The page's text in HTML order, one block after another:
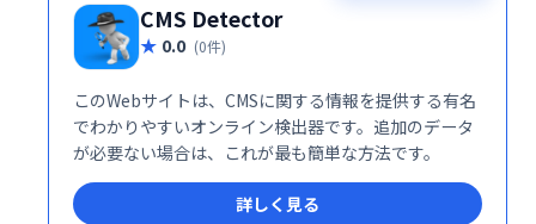
CMS Detector
0.0 (0件)
このWebサイトは、CMSに関する情報を提供する有名
でわかりやすいオンライン検出器です。追加のデータ
が必要ない場合は、これが最も簡単な方法です。
詳しく見る